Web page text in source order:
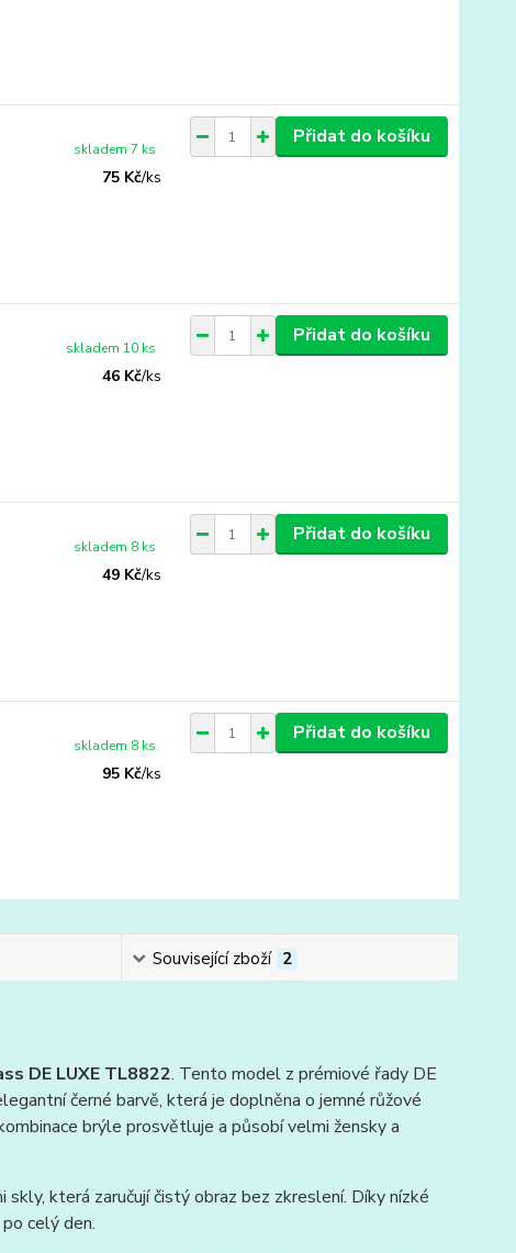
75 Kč/ks
skladem 7 ks
Přidat do košíku
46 Kč/ks
skladem 10 ks
Přidat do košíku
49 Kč/ks
skladem 8 ks
Přidat do košíku
95 Kč/ks
skladem 8 ks
Přidat do košíku
Související zboží 2
DE LUXE TL8822. Tento model z prémiové řady DE
černé barvě, která je doplněna o jemné růžové
brýle prosvětluje a působí velmi žensky a
která zaručují čistý obraz bez zkreslení. Díky nízké
celý den.